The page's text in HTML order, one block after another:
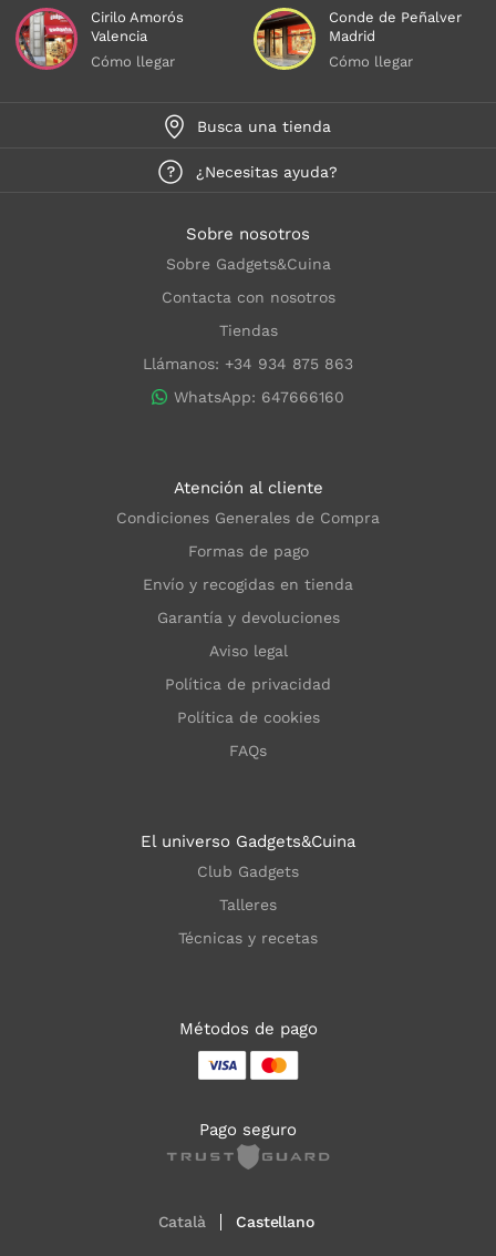
Cirilo Amorós
Valencia
Cómo llegar
Conde de Peñalver
Madrid
Cómo llegar
Busca una tienda
¿Necesitas ayuda?
Sobre nosotros
Sobre Gadgets&Cuina
Contacta con nosotros
Tiendas
Llámanos: +34 934 875 863
WhatsApp: 647666160
Atención al cliente
Condiciones Generales de Compra
Formas de pago
Envío y recogidas en tienda
Garantía y devoluciones
Aviso legal
Política de privacidad
Política de cookies
FAQs
El universo Gadgets&Cuina
Club Gadgets
Talleres
Técnicas y recetas
Métodos de pago
Pago seguro
Català Castellano